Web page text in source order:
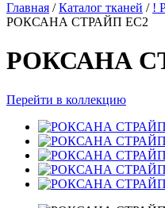
Главная / Каталог тканей / !
РОКСАНА СТРАЙП EC2
РОКСАНА
Перейти в коллекцию